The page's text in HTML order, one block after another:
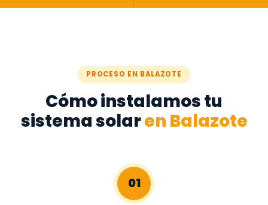
PROCESO EN BALAZOTE
Cómo instalamos tu
sistema solaren Balazote
01